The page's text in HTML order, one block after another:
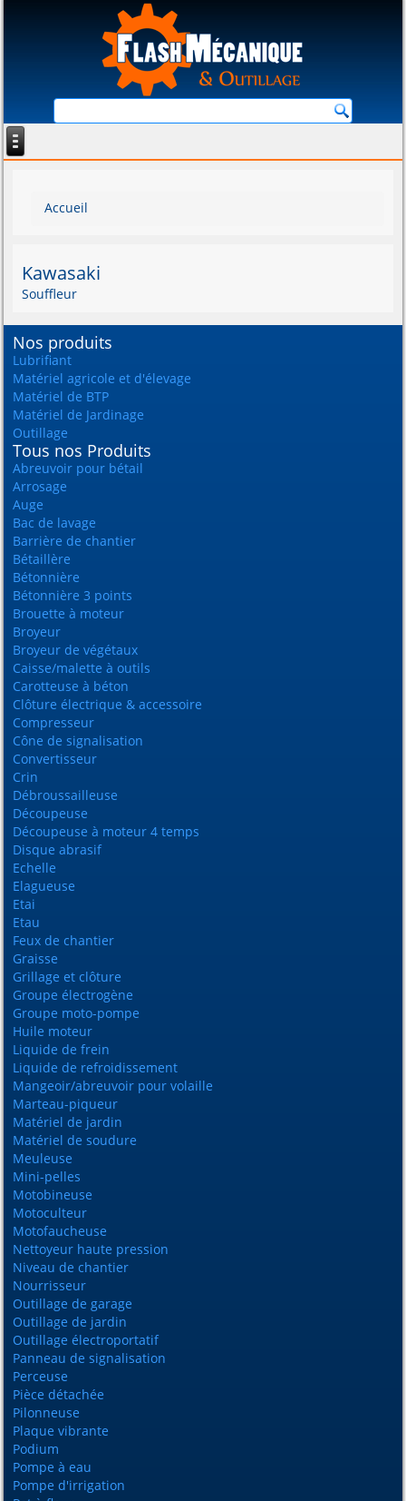
Vous êtes ici
Accueil
Kawasaki
Souffleur
Nos produits
Lubrifiant
Matériel agricole et d'élevage
Matériel de BTP
Matériel de Jardinage
Outillage
Tous nos Produits
Abreuvoir pour bétail
Arrosage
Auge
Bac de lavage
Barrière de chantier
Bétaillère
Bétonnière
Bétonnière 3 points
Brouette à moteur
Broyeur
Broyeur de végétaux
Caisse/malette à outils
Carotteuse à béton
Clôture électrique & accessoire
Compresseur
Cône de signalisation
Convertisseur
Crin
Débroussailleuse
Découpeuse
Découpeuse à moteur 4 temps
Disque abrasif
Echelle
Elagueuse
Etai
Etau
Feux de chantier
Graisse
Grillage et clôture
Groupe électrogène
Groupe moto-pompe
Huile moteur
Liquide de frein
Liquide de refroidissement
Mangeoir/abreuvoir pour volaille
Marteau-piqueur
Matériel de jardin
Matériel de soudure
Meuleuse
Mini-pelles
Motobineuse
Motoculteur
Motofaucheuse
Nettoyeur haute pression
Niveau de chantier
Nourrisseur
Outillage de garage
Outillage de jardin
Outillage électroportatif
Panneau de signalisation
Perceuse
Pièce détachée
Pilonneuse
Plaque vibrante
Podium
Pompe à eau
Pompe d'irrigation